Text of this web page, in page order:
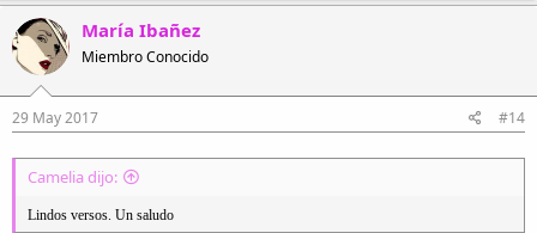
María Ibañez
Miembro Conocido
29 May 2017 #14
Camelia dijo:
Lindos versos. Un saludo